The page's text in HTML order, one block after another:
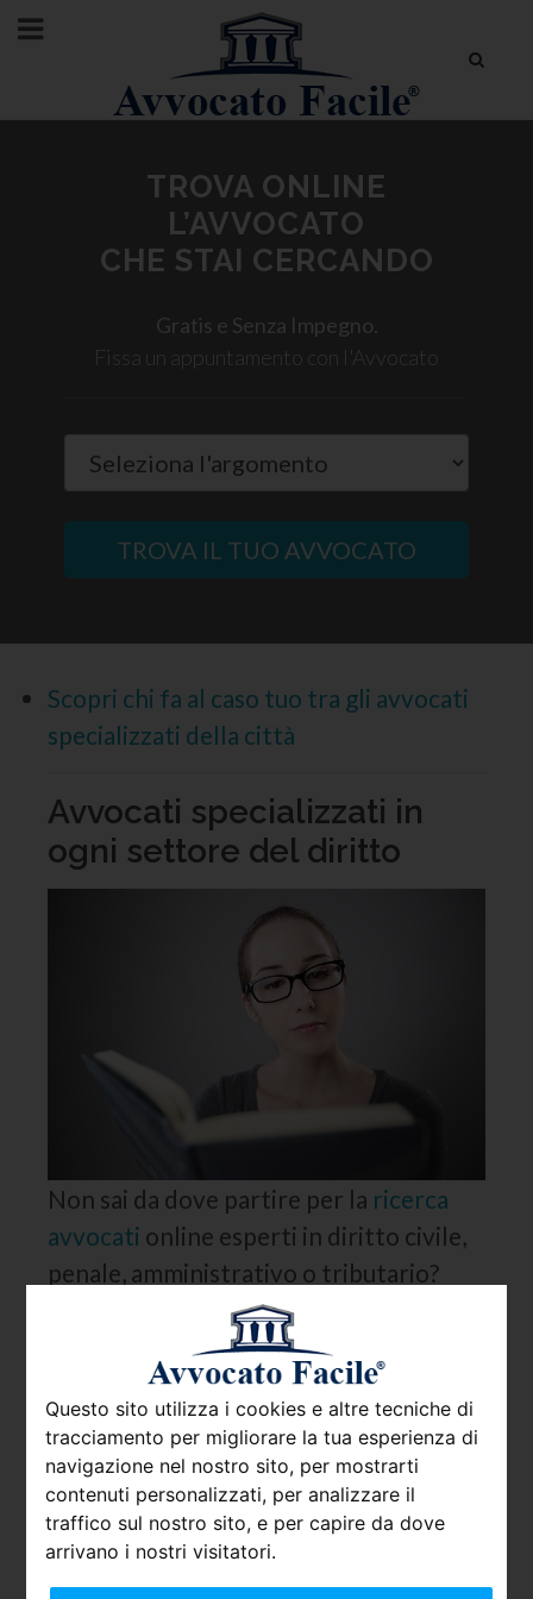
Questo sito utilizza i cookies e altre tecniche di
tracciamento per migliorare la tua esperienza di
navigazione nel nostro sito, per mostrarti
contenuti personalizzati, per analizzare il
traffico sul nostro sito, e per capire da dove
arrivano i nostri visitatori.
TROVA ONLINE
L’AVVOCATO
CHE STAI CERCANDO
Gratis e Senza Impegno.
Fissa un appuntamento con l'Avvocato
TROVA IL TUO AVVOCATO
Scopri chi fa al caso tuo tra gli avvocati
specializzati della città
Avvocati specializzati in
ogni settore del diritto
Non sai da dove partire per la ricerca
avvocati online esperti in diritto civile,
penale, amministrativo o tributario?
Avvocato Faciletrovi subito il legale
: è sufficiente porre un
quesito, selezionando l’area geografica
di riferimento, per avere accesso ai
contatti di avvocati specializzati in quel
particolare ramo del diritto.
Se è la prima volta che hai bisogno di